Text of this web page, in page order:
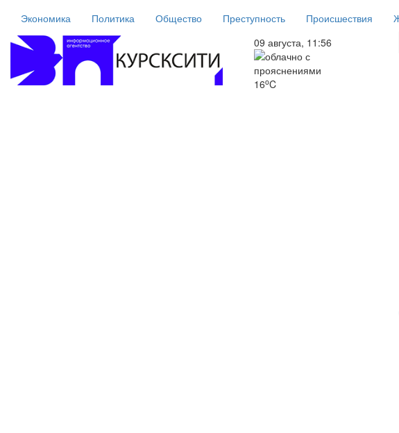
Экономика Политика Общество Преступность Происшествия
09 августа, 11:56
16oC